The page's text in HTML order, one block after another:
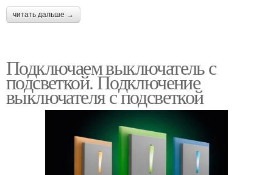
читать дальше →
Подключаем выключатель с
подсветкой. Подключение
выключателя с подсветкой